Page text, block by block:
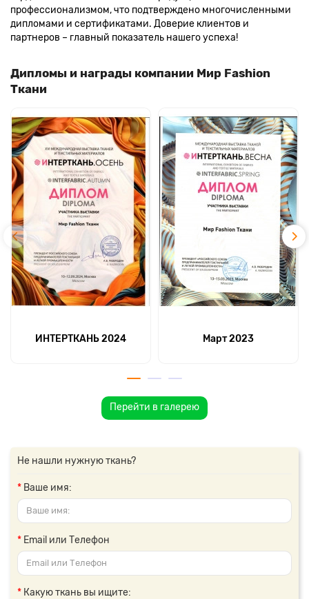
профессионализмом, что подтверждено многочисленными
дипломами и сертификатами. Доверие клиентов и
партнеров – главный показатель нашего успеха!
Дипломы и награды компании Мир Fashion
Ткани
ИНТЕРТКАНЬ 2024 Март 2023
Перейти в галерею
Не нашли нужную ткань?
Ваше имя:
Email или Телефон
Какую ткань вы ищите: